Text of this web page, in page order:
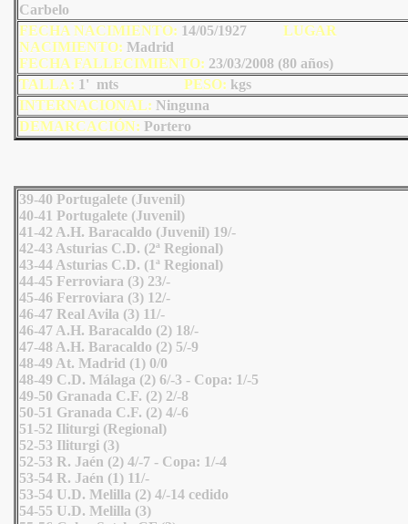
Carbelo
FECHA NACIMIENTO: 14/05/1927 LUGAR
NACIMIENTO: Madrid
FECHA FALLECIMIENTO: 23/03/2008 (80 años)
TALLA: 1' mts PESO: kgs
INTERNACIONAL: Ninguna
DEMARCACIÓN: Portero
39-40 Portugalete (Juvenil)
40-41 Portugalete (Juvenil)
41-42 A.H. Baracaldo (Juvenil) 19/-
42-43 Asturias C.D. (2ª Regional)
43-44 Asturias C.D. (1ª Regional)
44-45 Ferroviara (3) 23/-
45-46 Ferroviara (3) 12/-
46-47 Real Avila (3) 11/-
46-47 A.H. Baracaldo (2) 18/-
47-48 A.H. Baracaldo (2) 5/-9
48-49 At. Madrid (1) 0/0
48-49 C.D. Málaga (2) 6/-3 - Copa: 1/-5
49-50 Granada C.F. (2) 2/-8
50-51 Granada C.F. (2) 4/-6
51-52 Iliturgi (Regional)
52-53 Iliturgi (3)
52-53 R. Jaén (2) 4/-7 - Copa: 1/-4
53-54 R. Jaén (1) 11/-
53-54 U.D. Melilla (2) 4/-14 cedido
54-55 U.D. Melilla (3)